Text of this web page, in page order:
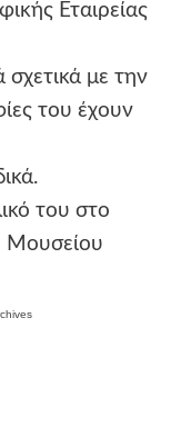
Εταιρείας
με την
του έχουν
του στο
Μουσείου